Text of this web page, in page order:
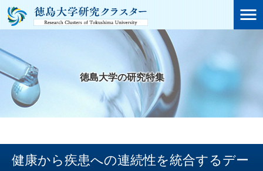

徳島大学の研究特集
健康から疾患への連続性を統合するデー